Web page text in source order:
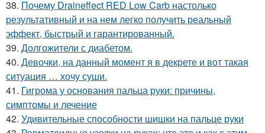
38. Почему Draineffect RED Low Carb настолько
результативный и на нем легко получить реальный
эффект, быстрый и гарантированный.
39. Долгожители с диабетом.
40. Девочки, на данный момент я в декрете и вот такая
ситуация … хочу суши.
41. Гигрома у основания пальца руки: причины,
симптомы и лечение
42. Удивительные способности шишки на пальце руки